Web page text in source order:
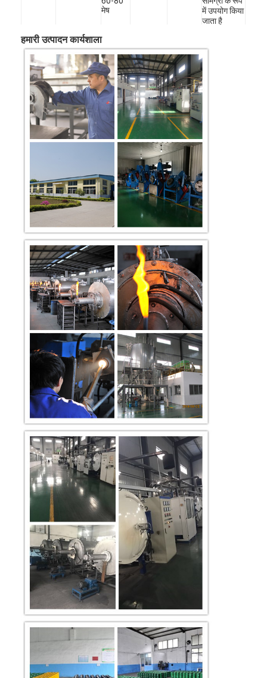
मैक्रो
टंगस्टन
कार्बाइड
मैक्रो डब्ल्यूसी,
एमडब्ल्यूसी
मेष
पहनने के
प्रतिरोध के
लिए कठिन
चरण मिश्रण
घटक
लेजर
क्लैडिंग,
आर्क
वेल्डिंग,
पीटीए, स्प्रे
और फ्यूज
पाउडर
वेल्डिंग
में उपयोग किया
जाता है
80-200
मेष
बॉडी
2000-
400 मेष
सीमेंटेड
कार्बाइड
सामग्री का एक
नया प्रकार।
-325 मेष
क्रशर और
मिलिंग मशीनरी,
मिक्सर ब्लेड,
स्क्रू।
क्रिस्टलीय
टंगस्टन
पाउडर
सीटीपी
60-
325मेष
ताकत और
पहनने के
प्रतिरोध
कंपन और
तरल धातु
घुसपैठ
पेट्रोलियम
ड्रिलिंग
डायमंड बिट्स
100-
200 मेष
तेल वेध गोलियों
के कच्चे माल के
रूप में, उच्च
तापमान दहन
140-
325 मेष
दुर्घटनाग्रस्त
फोकलिफ्ट
हॉपर, स्क्रू
फीडर, पिंड
के लिए
कोटिंग पहनें।
कार्बाइड
140-
325 मेष
उच्च तापमान
पहनने,
ऑक्सीकरण
और संक्षारण
प्रतिरोध
वायुमंडलीय
प्लाज्मा
स्प्रे/दहन
पाउडर
थर्मोस्प्रे
पिस्टन के
छल्ले, उच्च
गर्म बनाने वाले
मर जाते हैं,
मशीन के पुर्जे,
हाइड्रोलिक
वाल्व,
एल्यूमीनियम
भागों पर सुरक्षा
325-
5um
पसंद।
हमारी उत्पादन कार्यशाला